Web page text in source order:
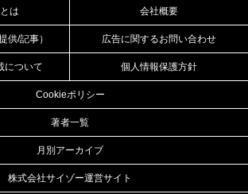
は 会社概要
供/記事） 広告に関するお問い合わせ
について 個人情報保護方針
Cookieポリシー
著者一覧
月別アーカイブ
株式会社サイゾー運営サイト